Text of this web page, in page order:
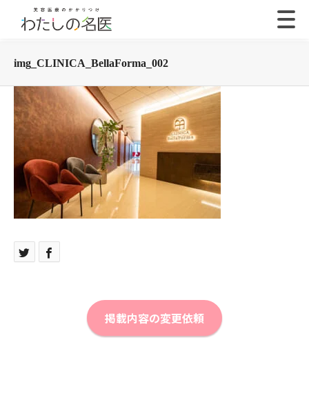
img_CLINICA_BellaForma_002
掲載内容の変更依頼